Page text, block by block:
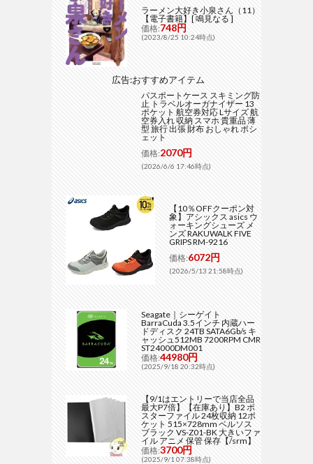
ラーメン大好き小泉さん（11）
【電子書籍】[ 鳴見なる ]
価格:748円
(2023/8/25 10:24時点)
広告:おすすめアイテム
パスポートケース スキミング防
止 トラベルオーガナイザー 13
ポケット 航空券対応 Lサイズ 航
空券入れ 収納 スマホ 貴重品 薄
型 旅行 出張 財布 おしゃれ ポシ
ェット
価格:2070円
(2026/6/6 17:46時点)
【10％OFFクーポン対
象】アシックス asics ウ
ォーキングシューズ メ
ンズ RAKUWALK FIVE
GRIPS RM-9216
価格:6072円
(2026/5/13 21:58時点)
Seagate｜シーゲイト
BarraCuda 3.5インチ 内蔵ハー
ドディスク 24TB SATA6Gb/s キ
ャッシュ512MB 7200RPM CMR
ST24000DM001
価格:44980円
(2025/9/18 20:32時点)
【9/1はエントリーで当店全品
最大P7倍】【在庫あり】B2 ポ
スターファイル 24枚収納 12ポ
ケット 515×728mm ベルソス
ブラック VS-Z01-BK 大きいファ
イル アニメ 保管 保存【/srm】
価格:3700円
(2025/9/1 07:38時点)